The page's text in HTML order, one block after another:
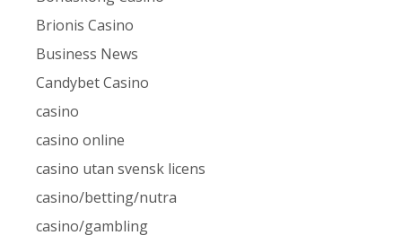
Brionis Casino
Business News
Candybet Casino
casino
casino online
casino utan svensk licens
casino/betting/nutra
casino/gambling